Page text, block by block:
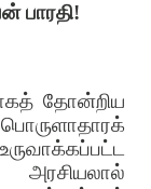
பாரதி!
தோன்றிய